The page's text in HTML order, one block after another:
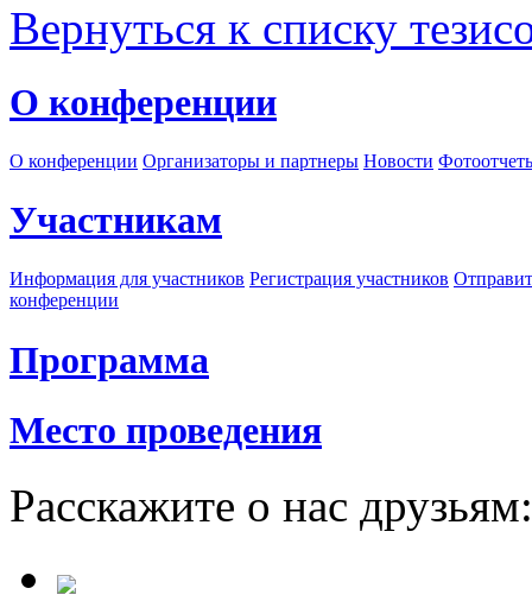
Вернуться к списку
О конференции
О конференции Организаторы и партнеры Новости
Участникам
Информация для участников Регистрация участников
конференции
Программа
Место проведения
Расскажите о нас друзьям: